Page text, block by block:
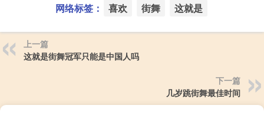
网络标签： 喜欢 街舞 这就是
上一篇
这就是街舞冠军只能是中国人吗
下一篇
几岁跳街舞最佳时间